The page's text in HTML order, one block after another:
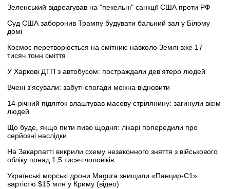
Зеленський відреагував на "пекельні" санкції США проти РФ
Суд США заборонив Трампу будувати бальний зал у Білому
домі
Космос перетворюється на смітник: навколо Землі вже 17
тисяч тонн сміття
У Харкові ДТП з автобусом: постраждали дев'ятеро людей
Вчені з'ясували: забуті спогади можна відновити
14-річний підліток влаштував масову стрілянину: загинули вісім
людей
Що буде, якщо пити пиво щодня: лікарі попередили про
серйозні наслідки
На Закарпатті викрили схему незаконного зняття з військового
обліку понад 1,5 тисяч чоловіків
Українські морські дрони Magura знищили «Панцир-С1»
вартістю $15 млн у Криму (відео)